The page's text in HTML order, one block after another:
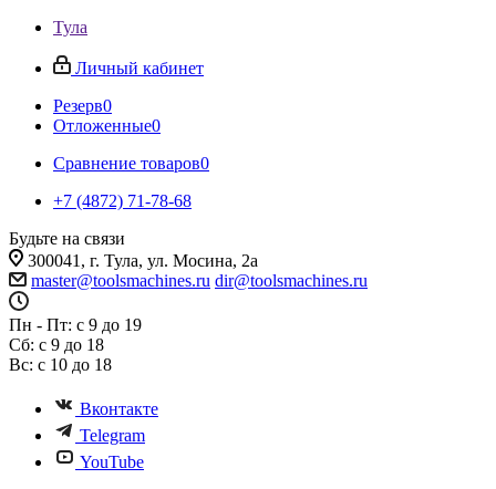
Тула
Личный кабинет
Резерв0
Отложенные0
Сравнение товаров0
+7 (4872) 71-78-68
Будьте на связи
300041, г. Тула, ул. Мосина, 2а
master@toolsmachines.ru dir@toolsmachines.ru
Пн - Пт: с 9 до 19
Сб: с 9 до 18
Вс: с 10 до 18
Вконтакте
Telegram
YouTube